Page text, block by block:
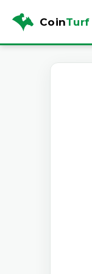
CoinTurf